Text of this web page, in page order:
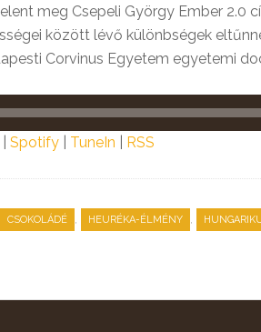
meg Csepeli György Ember 2.0
között lévő különbségek
Corvinus Egyetem egyetemi
Spotify TuneIn RSS
CSOKOLÁDÉ , HEURÉKA-ÉLMÉNY ,